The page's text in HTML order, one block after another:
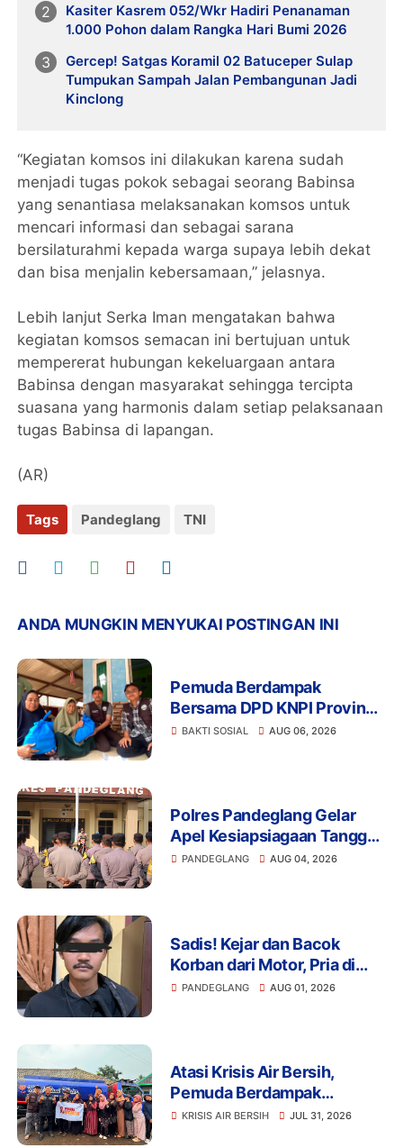
Kasiter Kasrem 052/Wkr Hadiri Penanaman
1.000 Pohon dalam Rangka Hari Bumi 2026
Gercep! Satgas Koramil 02 Batuceper Sulap
Tumpukan Sampah Jalan Pembangunan Jadi
Kinclong
“Kegiatan komsos ini dilakukan karena sudah
menjadi tugas pokok sebagai seorang Babinsa
yang senantiasa melaksanakan komsos untuk
mencari informasi dan sebagai sarana
bersilaturahmi kepada warga supaya lebih dekat
dan bisa menjalin kebersamaan,” jelasnya.
Lebih lanjut Serka Iman mengatakan bahwa
kegiatan komsos semacan ini bertujuan untuk
mempererat hubungan kekeluargaan antara
Babinsa dengan masyarakat sehingga tercipta
suasana yang harmonis dalam setiap pelaksanaan
tugas Babinsa di lapangan.
(AR)
Tags Pandeglang TNI
ANDA MUNGKIN MENYUKAI POSTINGAN INI
Pemuda Berdampak
Bersama DPD KNPI Provinsi
Banten dan KKN Kelompok
BAKTI SOSIAL AUG 06, 2026
Polres Pandeglang Gelar
Apel Kesiapsiagaan Tanggap
Bencana dan Karhutla,
PANDEGLANG AUG 04, 2026
Sadis! Kejar dan Bacok
Korban dari Motor, Pria di
Pandeglang Diciduk Polisi
PANDEGLANG AUG 01, 2026
Atasi Krisis Air Bersih,
Pemuda Berdampak
Kerahkan 4 Tangki Air untuk
KRISIS AIR BERSIH JUL 31, 2026